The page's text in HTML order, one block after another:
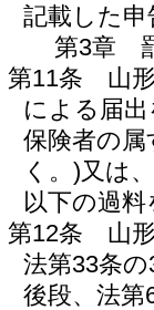
記載した
第3章
第11条
山
による届
保険者の
く。)又は
以下の過
第12条
山
法第33条
後段、法第